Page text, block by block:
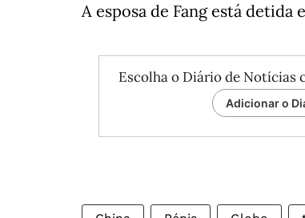
A esposa de Fang está
Escolha o Diário de Notícias
Adicionar o